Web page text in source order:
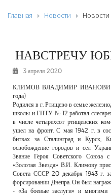
НОВОСТИ
К СВЕДЕНИЮ
РЕКЛАМОДАТЕЛЯМ
ОБЪЯВЛЕНИЯ
КОНТАКТЫ
Главная Новости Новости
НАВСТРЕЧУ
3 апреля 2020
КЛИМОВ ВЛАДИМИР ИВАНОВИЧ
года)
Родился в г. Ртищево в семье
школы и ГПТУ № 12 работал
в числе четырехсот ртищевских
ушел на фронт. С мая 1942 г. в
битвах за Сталинград и Курск,
освобождение городов и сел
Звание Героя Советского Союза
«Золотая Звезда» В.И. Климову
Совета СССР 20 декабря 1943 г.
форсировании Днепра. Он был
- «За боевые заслуги» и многими